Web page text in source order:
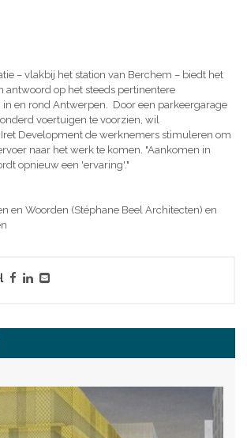
– vlakbij het station van Berchem – biedt het
antwoord op het steeds pertinentere
en rond Antwerpen. Door een parkeergarage
voertuigen te voorzien, wil
Development de werknemers stimuleren om
naar het werk te komen. "Aankomen in
opnieuw een 'ervaring'."
en Woorden (Stéphane Beel Architecten) en